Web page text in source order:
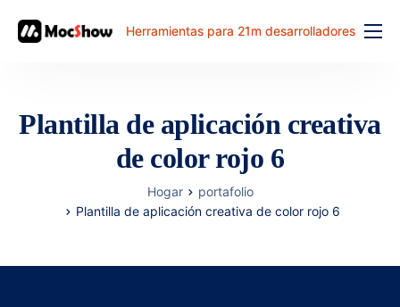
Herramientas para 21m desarrolladores
documento
problema comun
Plantilla de aplicación creativa
de color rojo 6
Hogar
portafolio
Plantilla de aplicación creativa de color rojo 6